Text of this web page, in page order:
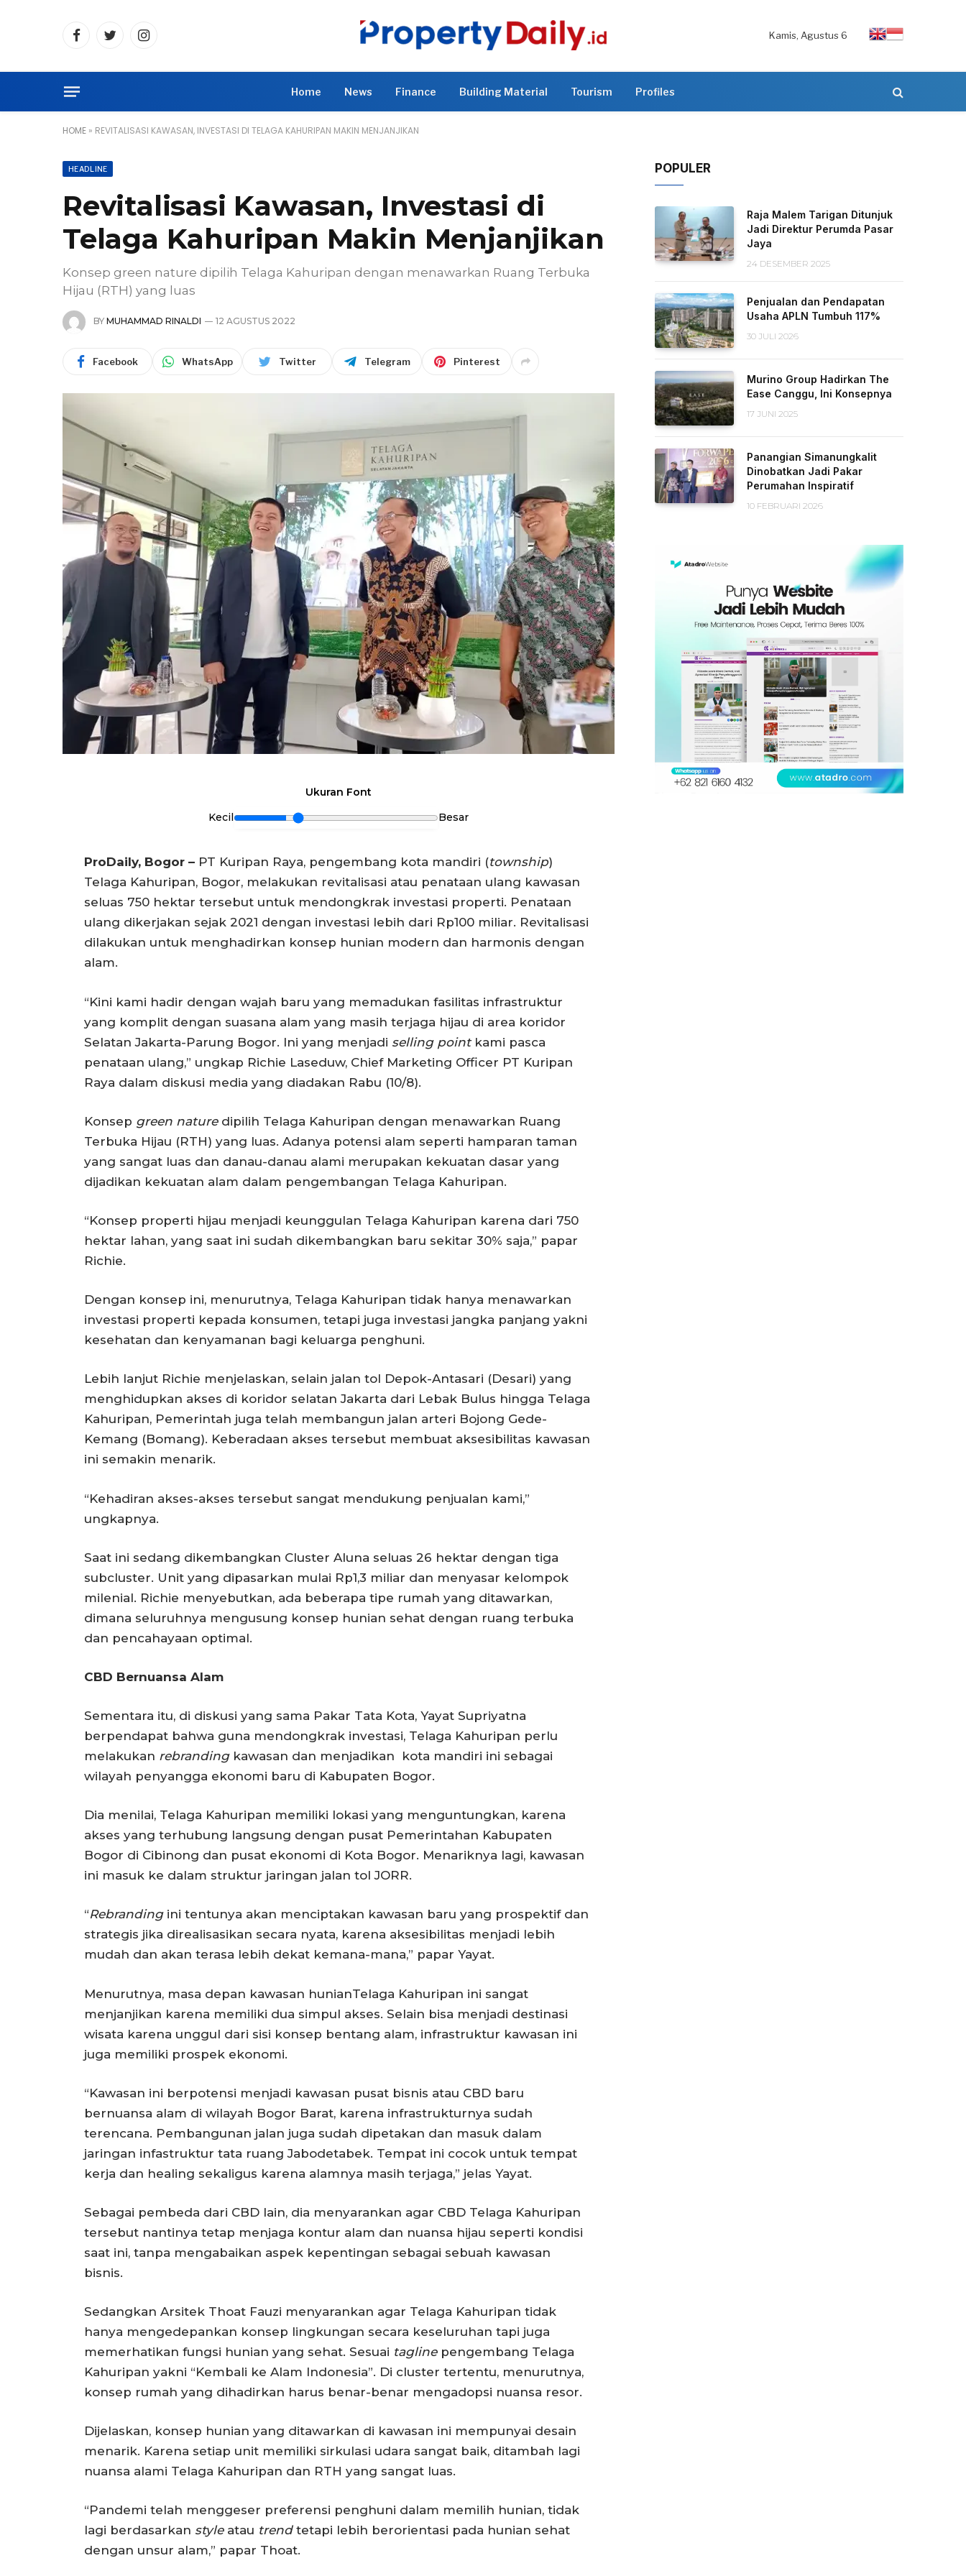
FacebookTwitterInstagram
Kamis, Agustus 6
Home News Finance Building Material Tourism Profiles
HOME » REVITALISASI KAWASAN, INVESTASI DI TELAGA KAHURIPAN MAKIN MENJANJIKAN
HEADLINE
Revitalisasi Kawasan, Investasi di
Telaga Kahuripan Makin Menjanjikan
Konsep green nature dipilih Telaga Kahuripan dengan menawarkan Ruang Terbuka
Hijau (RTH) yang luas
BY MUHAMMAD RINALDI 12 AGUSTUS 2022
Facebook WhatsApp Twitter Telegram Pinterest
Ukuran Font
Kecil
Besar
ProDaily, Bogor – PT Kuripan Raya, pengembang kota mandiri (township)
Telaga Kahuripan, Bogor, melakukan revitalisasi atau penataan ulang kawasan
seluas 750 hektar tersebut untuk mendongkrak investasi properti. Penataan
ulang dikerjakan sejak 2021 dengan investasi lebih dari Rp100 miliar. Revitalisasi
dilakukan untuk menghadirkan konsep hunian modern dan harmonis dengan
alam.
“Kini kami hadir dengan wajah baru yang memadukan fasilitas infrastruktur
yang komplit dengan suasana alam yang masih terjaga hijau di area koridor
Selatan Jakarta-Parung Bogor. Ini yang menjadi selling pointkami pasca
penataan ulang,” ungkap Richie Laseduw, Chief Marketing Officer PT Kuripan
Raya dalam diskusi media yang diadakan Rabu (10/8).
Konsep green naturedipilih Telaga Kahuripan dengan menawarkan Ruang
Terbuka Hijau (RTH) yang luas. Adanya potensi alam seperti hamparan taman
yang sangat luas dan danau-danau alami merupakan kekuatan dasar yang
dijadikan kekuatan alam dalam pengembangan Telaga Kahuripan.
“Konsep properti hijau menjadi keunggulan Telaga Kahuripan karena dari 750
hektar lahan, yang saat ini sudah dikembangkan baru sekitar 30% saja,” papar
Richie.
Dengan konsep ini, menurutnya, Telaga Kahuripan tidak hanya menawarkan
investasi properti kepada konsumen, tetapi juga investasi jangka panjang yakni
kesehatan dan kenyamanan bagi keluarga penghuni.
Lebih lanjut Richie menjelaskan, selain jalan tol Depok-Antasari (Desari) yang
menghidupkan akses di koridor selatan Jakarta dari Lebak Bulus hingga Telaga
Kahuripan, Pemerintah juga telah membangun jalan arteri Bojong Gede-
Kemang (Bomang). Keberadaan akses tersebut membuat aksesibilitas kawasan
ini semakin menarik.
“Kehadiran akses-akses tersebut sangat mendukung penjualan kami,”
ungkapnya.
Saat ini sedang dikembangkan Cluster Aluna seluas 26 hektar dengan tiga
subcluster. Unit yang dipasarkan mulai Rp1,3 miliar dan menyasar kelompok
milenial. Richie menyebutkan, ada beberapa tipe rumah yang ditawarkan,
dimana seluruhnya mengusung konsep hunian sehat dengan ruang terbuka
dan pencahayaan optimal.
CBD Bernuansa Alam
Sementara itu, di diskusi yang sama Pakar Tata Kota, Yayat Supriyatna
berpendapat bahwa guna mendongkrak investasi, Telaga Kahuripan perlu
melakukan rebrandingkawasan dan menjadikan kota mandiri ini sebagai
wilayah penyangga ekonomi baru di Kabupaten Bogor.
Dia menilai, Telaga Kahuripan memiliki lokasi yang menguntungkan, karena
akses yang terhubung langsung dengan pusat Pemerintahan Kabupaten
Bogor di Cibinong dan pusat ekonomi di Kota Bogor. Menariknya lagi, kawasan
ini masuk ke dalam struktur jaringan jalan tol JORR.
“Rebrandingini tentunya akan menciptakan kawasan baru yang prospektif dan
strategis jika direalisasikan secara nyata, karena aksesibilitas menjadi lebih
mudah dan akan terasa lebih dekat kemana-mana,” papar Yayat.
Menurutnya, masa depan kawasan hunianTelaga Kahuripan ini sangat
menjanjikan karena memiliki dua simpul akses. Selain bisa menjadi destinasi
wisata karena unggul dari sisi konsep bentang alam, infrastruktur kawasan ini
juga memiliki prospek ekonomi.
“Kawasan ini berpotensi menjadi kawasan pusat bisnis atau CBD baru
bernuansa alam di wilayah Bogor Barat, karena infrastrukturnya sudah
terencana. Pembangunan jalan juga sudah dipetakan dan masuk dalam
jaringan infastruktur tata ruang Jabodetabek. Tempat ini cocok untuk tempat
kerja dan healing sekaligus karena alamnya masih terjaga,” jelas Yayat.
Sebagai pembeda dari CBD lain, dia menyarankan agar CBD Telaga Kahuripan
tersebut nantinya tetap menjaga kontur alam dan nuansa hijau seperti kondisi
saat ini, tanpa mengabaikan aspek kepentingan sebagai sebuah kawasan
bisnis.
Sedangkan Arsitek Thoat Fauzi menyarankan agar Telaga Kahuripan tidak
hanya mengedepankan konsep lingkungan secara keseluruhan tapi juga
memerhatikan fungsi hunian yang sehat. Sesuai taglinepengembang Telaga
Kahuripan yakni “Kembali ke Alam Indonesia”. Di cluster tertentu, menurutnya,
konsep rumah yang dihadirkan harus benar-benar mengadopsi nuansa resor.
Dijelaskan, konsep hunian yang ditawarkan di kawasan ini mempunyai desain
menarik. Karena setiap unit memiliki sirkulasi udara sangat baik, ditambah lagi
nuansa alami Telaga Kahuripan dan RTH yang sangat luas.
“Pandemi telah menggeser preferensi penghuni dalam memilih hunian, tidak
lagi berdasarkan styleatau trendtetapi lebih berorientasi pada hunian sehat
dengan unsur alam,” papar Thoat.
POPULER
Raja Malem Tarigan Ditunjuk
Jadi Direktur Perumda Pasar
Jaya
24 DESEMBER 2025
Penjualan dan Pendapatan
Usaha APLN Tumbuh 117%
30 JULI 2026
Murino Group Hadirkan The
Ease Canggu, Ini Konsepnya
17 JUNI 2025
Panangian Simanungkalit
Dinobatkan Jadi Pakar
Perumahan Inspiratif
10 FEBRUARI 2026